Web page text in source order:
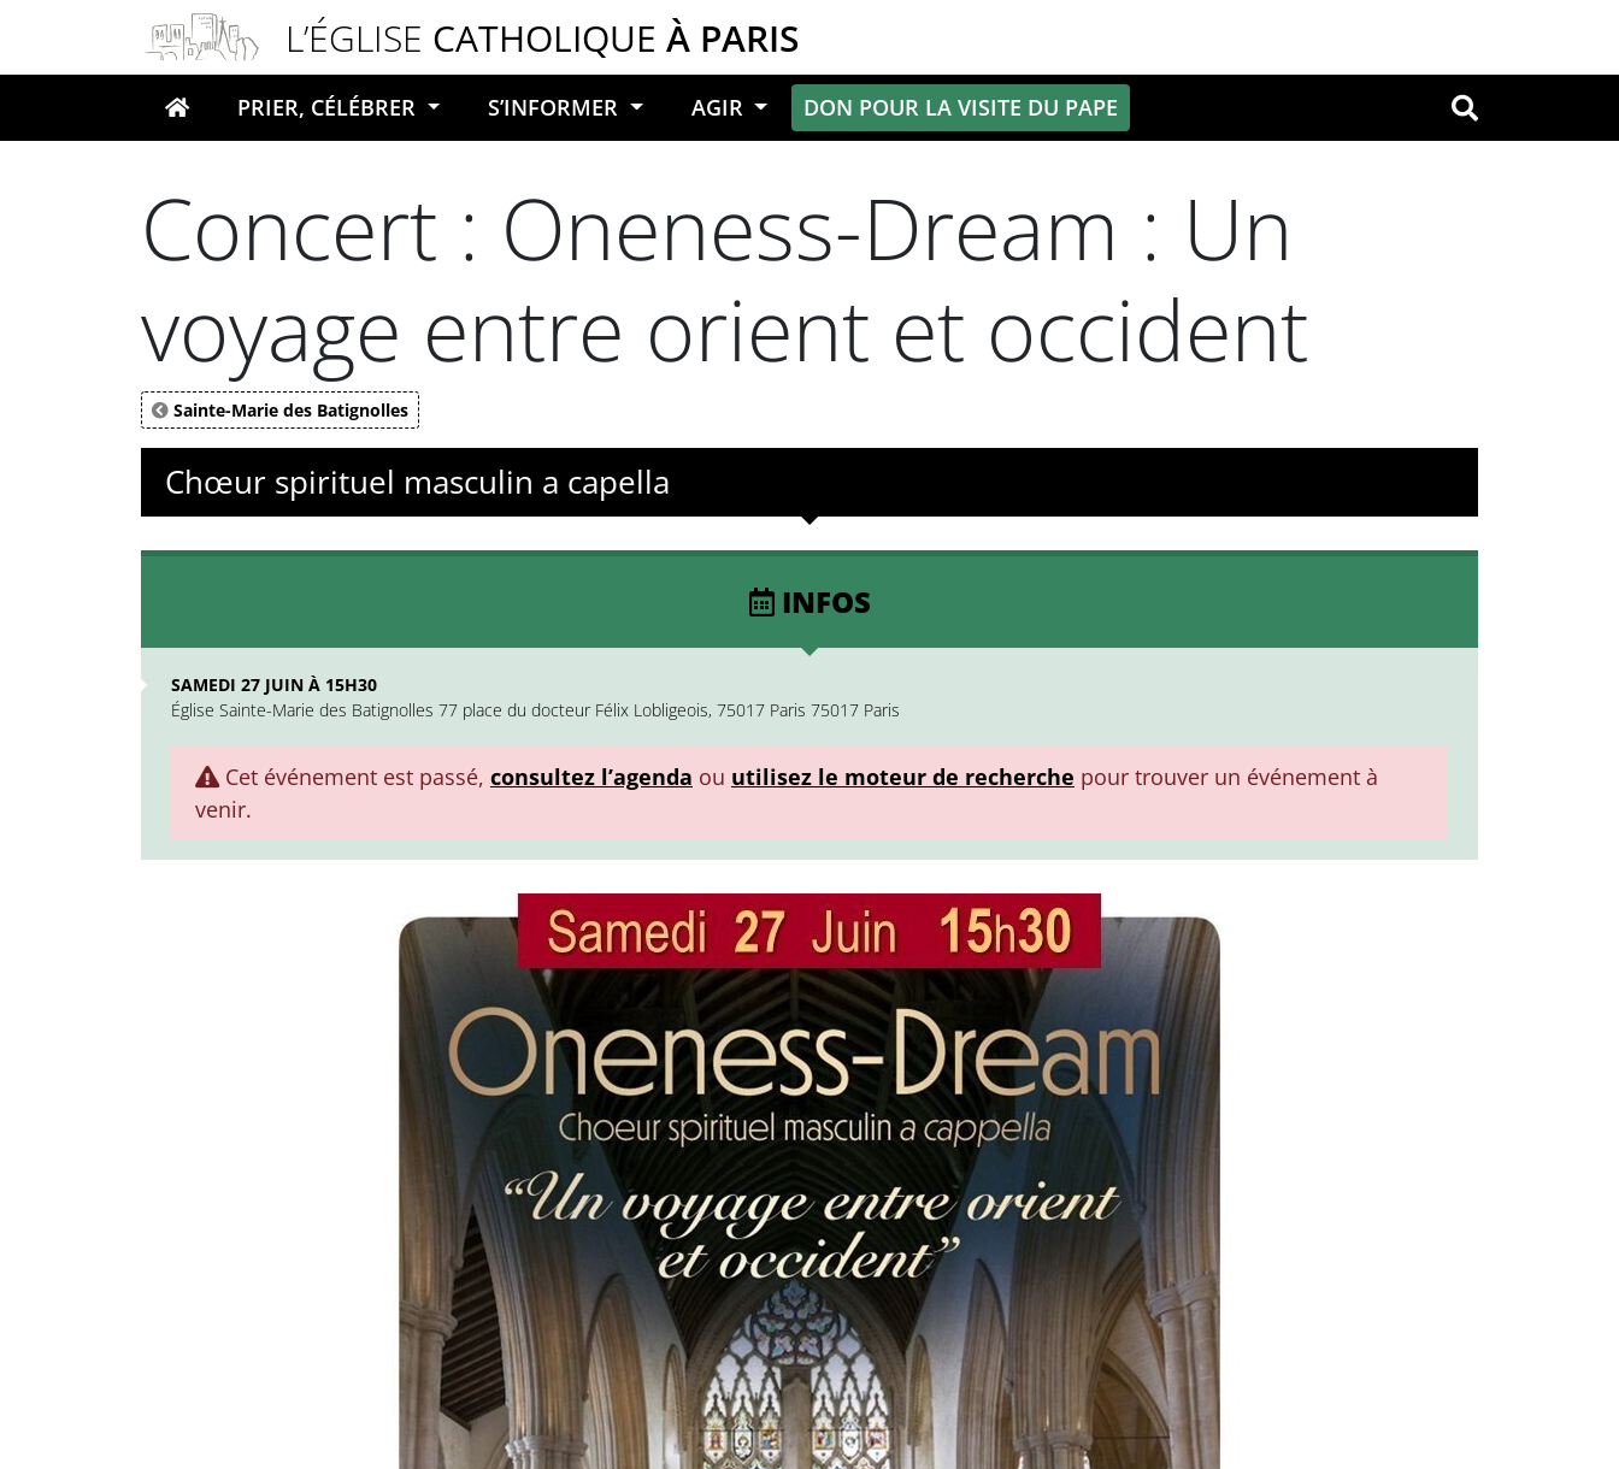
L’ÉGLISE CATHOLIQUE À PARIS
Votre recherche OK
PRIER, CÉLÉBRER S’INFORMER AGIR DON POUR LA VISITE DU PAPE
Concert : Oneness-Dream : Un
voyage entre orient et occident
Sainte-Marie des Batignolles
Chœur spirituel masculin a capella
INFOS
SAMEDI 27 JUIN À 15H30
Église Sainte-Marie des Batignolles 77 place du docteur Félix Lobligeois, 75017 Paris 75017 Paris
Cet événement est passé, consultez l’agenda ou utilisez le moteur de recherche pour trouver un événement à
venir.
Panneau de gestion des cookies